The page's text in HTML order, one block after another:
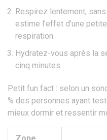
Respirez lentement,
estime l’effet d’une
respiration.
Hydratez-vous après la
cinq minutes.
Petit fun fact : selon un
% des personnes ayant
mieux dormir et ressentir